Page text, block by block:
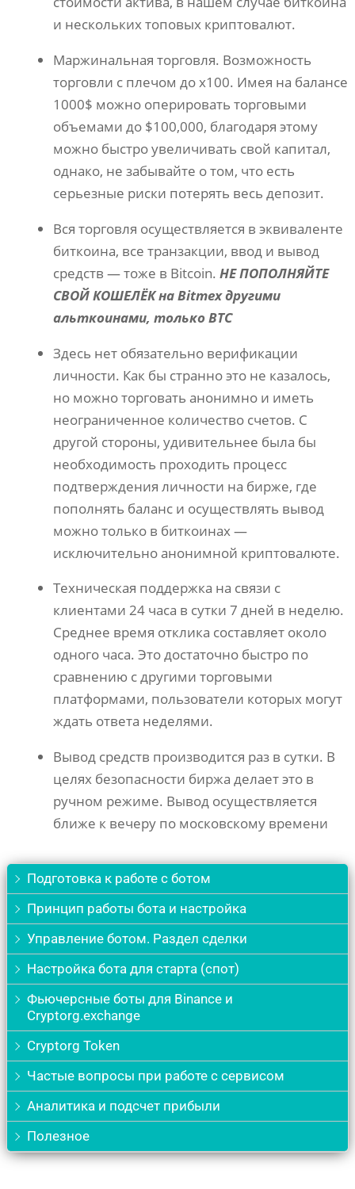
и нескольких топовых криптовалют.
Маржинальная торговля. Возможность
торговли с плечом до х100. Имея на балансе
1000$ можно оперировать торговыми
объемами до $100,000, благодаря этому
можно быстро увеличивать свой капитал,
однако, не забывайте о том, что есть
серьезные риски потерять весь депозит.
Вся торговля осуществляется в эквиваленте
биткоина, все транзакции, ввод и вывод
средств — тоже в Bitcoin.НЕ ПОПОЛНЯЙТЕ
СВОЙ КОШЕЛЁК на Bitmex другими
альткоинами, только BTC
Здесь нет обязательно верификации
личности. Как бы странно это не казалось,
но можно торговать анонимно и иметь
неограниченное количество счетов. С
другой стороны, удивительнее была бы
необходимость проходить процесс
подтверждения личности на бирже, где
пополнять баланс и осуществлять вывод
можно только в биткоинах —
исключительно анонимной криптовалюте.
Техническая поддержка на связи с
клиентами 24 часа в сутки 7 дней в неделю.
Среднее время отклика составляет около
одного часа. Это достаточно быстро по
сравнению с другими торговыми
платформами, пользователи которых могут
ждать ответа неделями.
Вывод средств производится раз в сутки. В
целях безопасности биржа делает это в
ручном режиме. Вывод осуществляется
ближе к вечеру по московскому времени
Подготовка к работе с ботом
Принцип работы бота и настройка
Управление ботом. Раздел сделки
Настройка бота для старта (спот)
Фьючерсные боты для Binance и
Cryptorg.exchange
Cryptorg Token
Частые вопросы при работе с сервисом
Аналитика и подсчет прибыли
Полезное